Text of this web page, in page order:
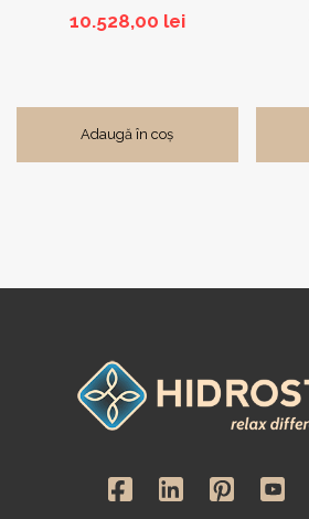
iQ 72 m²
10.528,00 lei
Adaugă în coș